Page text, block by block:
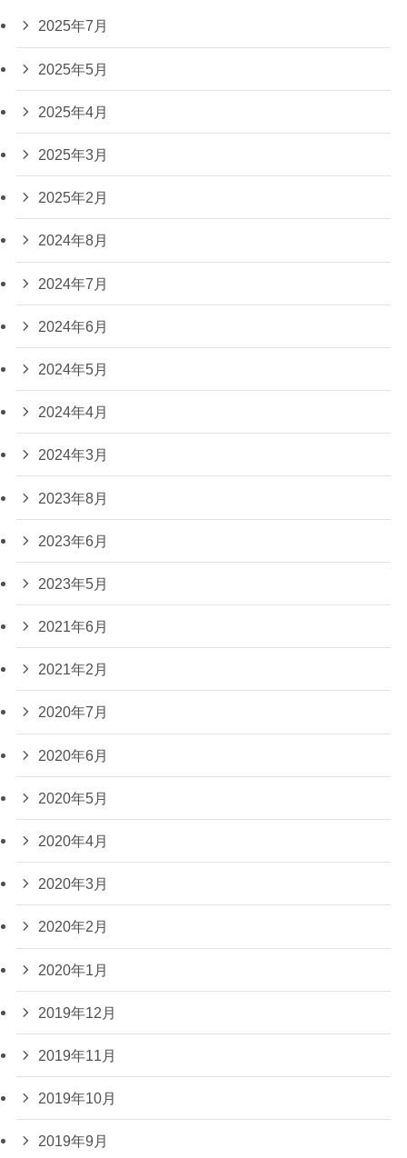
2025年7月
2025年5月
2025年4月
2025年3月
2025年2月
2024年8月
2024年7月
2024年6月
2024年5月
2024年4月
2024年3月
2023年8月
2023年6月
2023年5月
2021年6月
2021年2月
2020年7月
2020年6月
2020年5月
2020年4月
2020年3月
2020年2月
2020年1月
2019年12月
2019年11月
2019年10月
2019年9月